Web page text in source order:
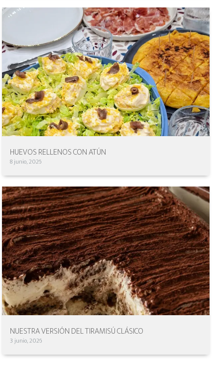
HUEVOS RELLENOS CON ATÚN
8 junio, 2026
NUESTRA VERSIÓN DEL TIRAMISÚ CLÁSICO
3 junio, 2026